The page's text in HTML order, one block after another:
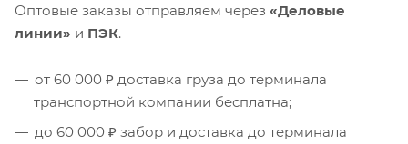
Оптовые заказы отправляем через «Деловые
линии» и ПЭК.
от 60 000 ₽ доставка груза до терминала
транспортной компании бесплатна;
до 60 000 ₽ забор и доставка до терминала